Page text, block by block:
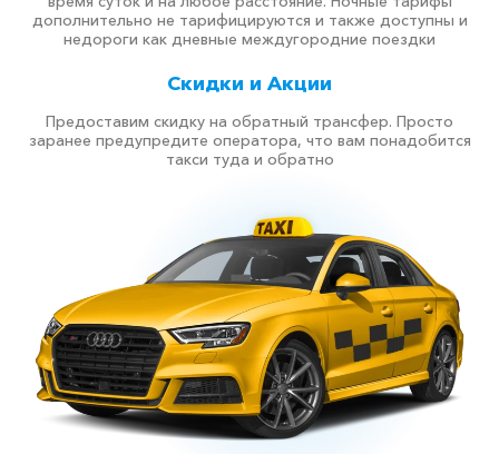
дополнительно не тарифицируются и также доступны и
недороги как дневные междугородние поездки
Скидки и Акции
Предоставим скидку на обратный трансфер. Просто
заранее предупредите оператора, что вам понадобится
такси туда и обратно